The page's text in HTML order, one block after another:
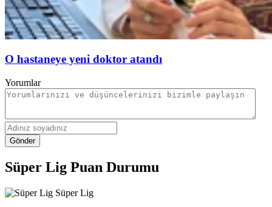
O hastaneye yeni doktor atandı
Yorumlar
Gönder
Süper Lig Puan Durumu
Süper Lig